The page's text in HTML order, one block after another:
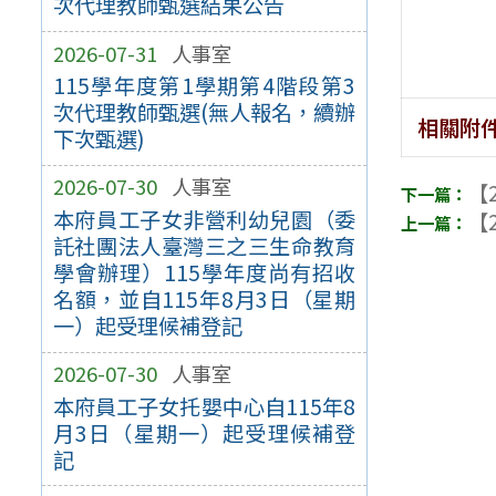
2026-07-31 人事室
115學年度第1學期第4階段第3
次代理教師甄選(無人報名，續辦
下次甄選)
2026-07-30 人事室
本府員工子女非營利幼兒園（委
託社團法人臺灣三之三生命教育
學會辦理）115學年度尚有招收
名額，並自115年8月3日（星期
一）起受理候補登記
2026-07-30 人事室
本府員工子女托嬰中心自115年8
月3日（星期一）起受理候補登
記
相關附